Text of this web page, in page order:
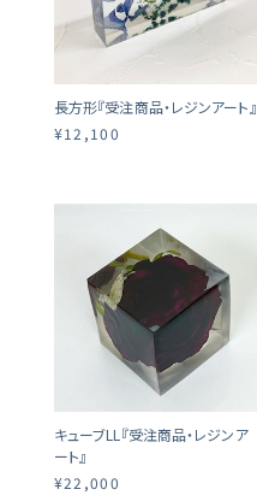
長方形『受注商品・レジンアート』
¥12,100
キューブLL『受注商品・レジンア
ート』
¥22,000